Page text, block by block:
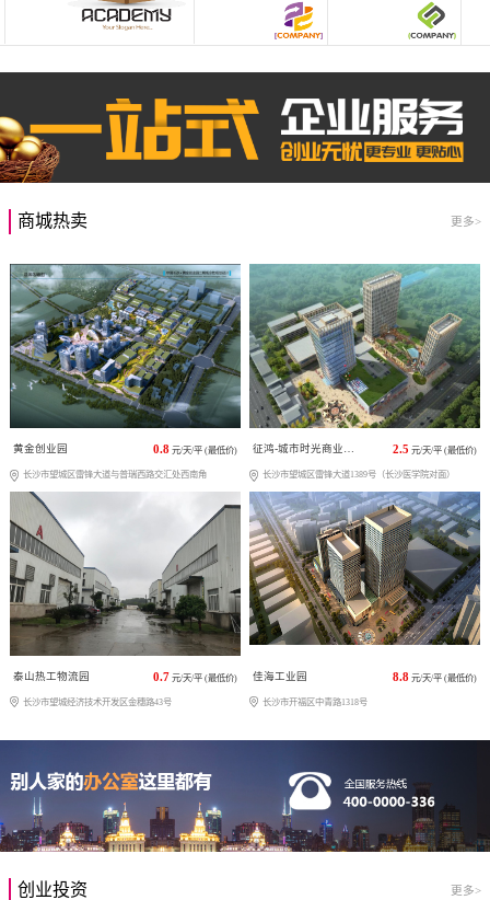
商城热卖 更多>
黄金创业园 0.8 元/天/平 (最低价)
长沙市望城区雷锋大道与普瑞西路交汇处西南角
征鸿-城市时光商业广场 2.5 元/天/平 (最低价)
长沙市望城区雷锋大道1389号（长沙医学院对面）
泰山热工物流园 0.7 元/天/平 (最低价)
长沙市望城经济技术开发区金穗路43号
佳海工业园 8.8 元/天/平 (最低价)
长沙市开福区中青路1318号
创业投资 更多>